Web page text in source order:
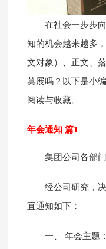
在社会一步步
知的机会越来越多
文对象）、正文、
莫展吗？以下是小
阅读与收藏。
年会通知 篇1
集团公司各部
经公司研究，
宜通知如下：
一、 年会主